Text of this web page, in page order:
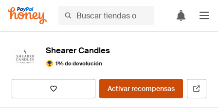
Shearer Candles
1% de devolución
Activar recompensas